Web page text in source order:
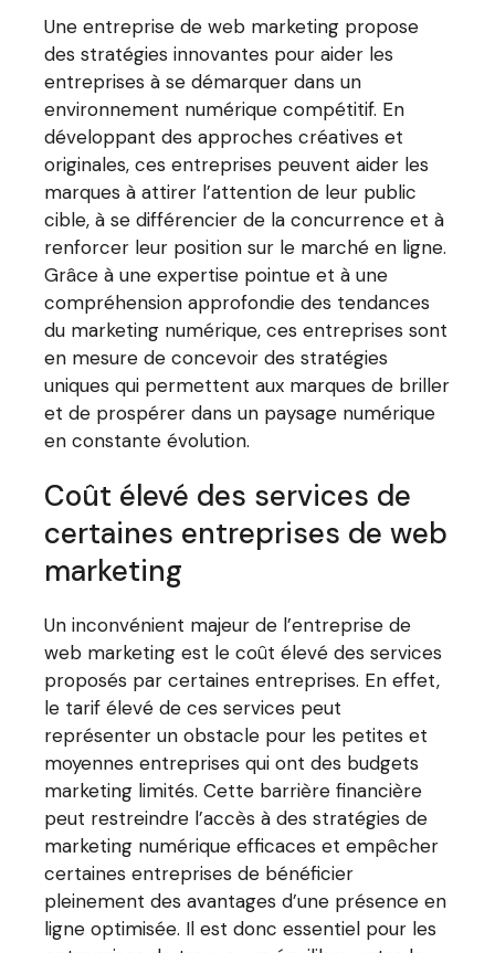
Une entreprise de web marketing propose
des stratégies innovantes pour aider les
entreprises à se démarquer dans un
environnement numérique compétitif. En
développant des approches créatives et
originales, ces entreprises peuvent aider les
marques à attirer l’attention de leur public
cible, à se différencier de la concurrence et à
renforcer leur position sur le marché en ligne.
Grâce à une expertise pointue et à une
compréhension approfondie des tendances
du marketing numérique, ces entreprises sont
en mesure de concevoir des stratégies
uniques qui permettent aux marques de briller
et de prospérer dans un paysage numérique
en constante évolution.
Coût élevé des services de
certaines entreprises de web
marketing
Un inconvénient majeur de l’entreprise de
web marketing est le coût élevé des services
proposés par certaines entreprises. En effet,
le tarif élevé de ces services peut
représenter un obstacle pour les petites et
moyennes entreprises qui ont des budgets
marketing limités. Cette barrière financière
peut restreindre l’accès à des stratégies de
marketing numérique efficaces et empêcher
certaines entreprises de bénéficier
pleinement des avantages d’une présence en
ligne optimisée. Il est donc essentiel pour les